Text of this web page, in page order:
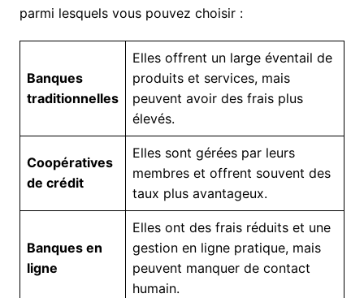
parmi lesquels vous pouvez choisir :
Banques
traditionnelles
Elles offrent un large éventail de
produits et services, mais
peuvent avoir des frais plus
élevés.
Coopératives
de crédit
Elles sont gérées par leurs
membres et offrent souvent des
taux plus avantageux.
Banques en
ligne
Elles ont des frais réduits et une
gestion en ligne pratique, mais
peuvent manquer de contact
humain.